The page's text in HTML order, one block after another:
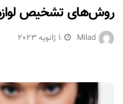
روش‌های تشخیص
Milad 1 ژانویه 2023